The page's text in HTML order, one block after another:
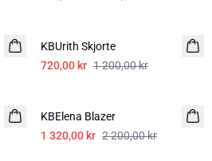
KBUrith Skjorte
720,00 kr 1 200,00 kr
KBElena Blazer
1 320,00 kr 2 200,00 kr